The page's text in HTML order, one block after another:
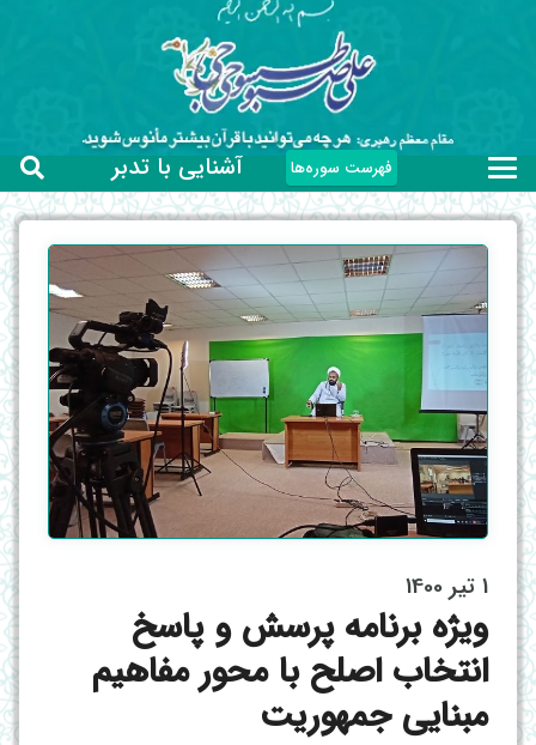
فهرست سوره‌ها آشنایی با تدبر
1 تیر 1400
ویژه برنامه پرسش و پاسخ
انتخاب اصلح با محور مفاهیم
مبنایی جمهوریت